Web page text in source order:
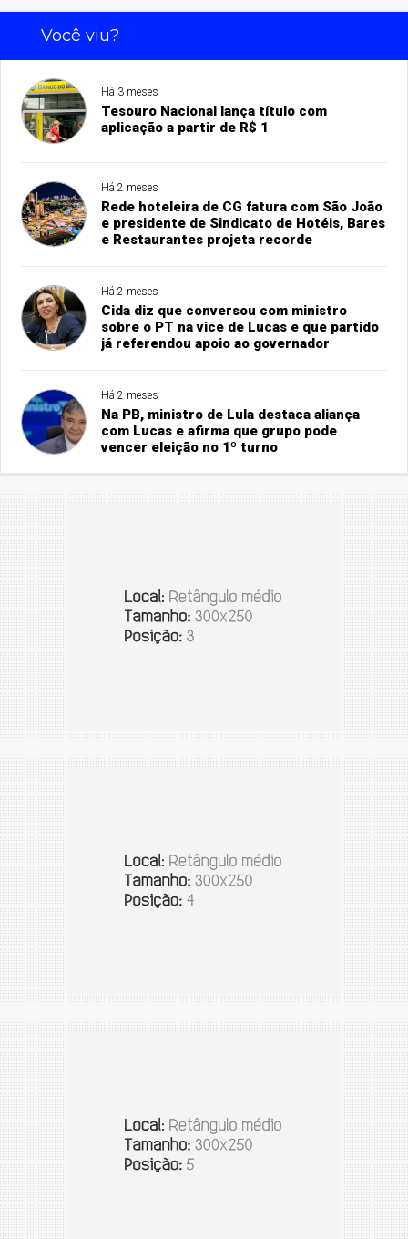
Você viu?
Há 3 meses
Tesouro Nacional lança título com
aplicação a partir de R$ 1
Há 2 meses
Rede hoteleira de CG fatura com São João
e presidente de Sindicato de Hotéis, Bares
e Restaurantes projeta recorde
Há 2 meses
Cida diz que conversou com ministro
sobre o PT na vice de Lucas e que partido
já referendou apoio ao governador
Há 2 meses
Na PB, ministro de Lula destaca aliança
com Lucas e afirma que grupo pode
vencer eleição no 1º turno